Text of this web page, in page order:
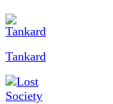
Tankard